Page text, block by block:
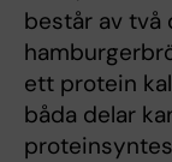
består av två
ett protein
båda delar